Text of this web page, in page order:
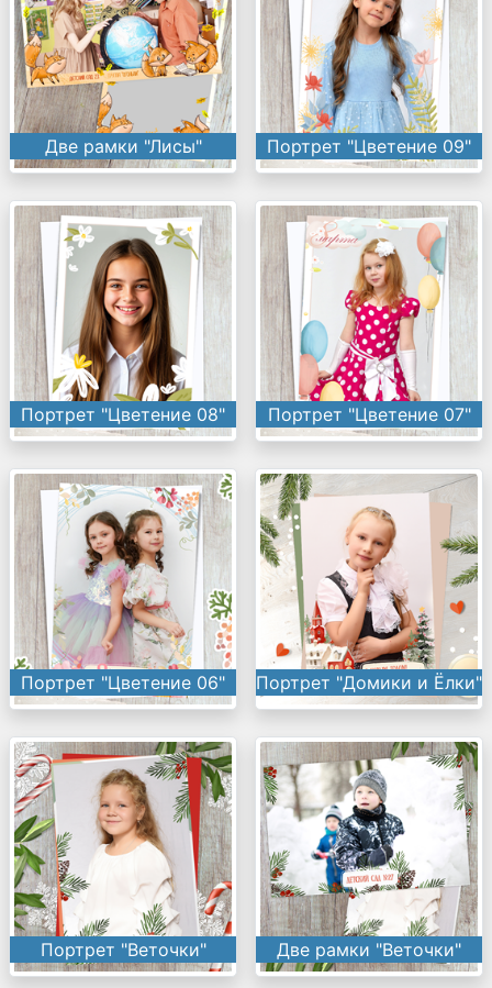
Две рамки "Лисы" Портрет "Цветение 09"
Портрет "Цветение 08" Портрет "Цветение 07"
Портрет "Цветение 06" Портрет "Домики и Ёлки"
Портрет "Веточки" Две рамки "Веточки"